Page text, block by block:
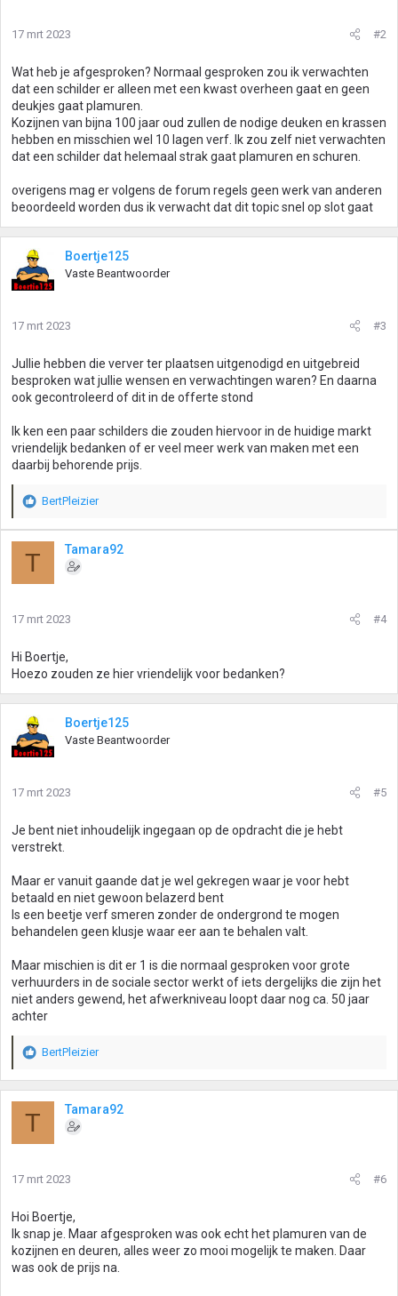
17 mrt 2023 #2
Wat heb je afgesproken? Normaal gesproken zou ik verwachten
dat een schilder er alleen met een kwast overheen gaat en geen
deukjes gaat plamuren.
Kozijnen van bijna 100 jaar oud zullen de nodige deuken en krassen
hebben en misschien wel 10 lagen verf. Ik zou zelf niet verwachten
dat een schilder dat helemaal strak gaat plamuren en schuren.
overigens mag er volgens de forum regels geen werk van anderen
beoordeeld worden dus ik verwacht dat dit topic snel op slot gaat
Boertje125
Vaste Beantwoorder
17 mrt 2023 #3
Jullie hebben die verver ter plaatsen uitgenodigd en uitgebreid
besproken wat jullie wensen en verwachtingen waren? En daarna
ook gecontroleerd of dit in de offerte stond
Ik ken een paar schilders die zouden hiervoor in de huidige markt
vriendelijk bedanken of er veel meer werk van maken met een
daarbij behorende prijs.
W
a
e
i
g
BertPleizier
T Tamara92
17 mrt 2023 #4
Hi Boertje,
Hoezo zouden ze hier vriendelijk voor bedanken?
Boertje125
Vaste Beantwoorder
17 mrt 2023 #5
Je bent niet inhoudelijk ingegaan op de opdracht die je hebt
verstrekt.
Maar er vanuit gaande dat je wel gekregen waar je voor hebt
betaald en niet gewoon belazerd bent
Is een beetje verf smeren zonder de ondergrond te mogen
behandelen geen klusje waar eer aan te behalen valt.
Maar mischien is dit er 1 is die normaal gesproken voor grote
verhuurders in de sociale sector werkt of iets dergelijks die zijn het
niet anders gewend, het afwerkniveau loopt daar nog ca. 50 jaar
achter
W
a
e
n
:
BertPleizier
T Tamara92
17 mrt 2023 #6
Hoi Boertje,
Ik snap je. Maar afgesproken was ook echt het plamuren van de
kozijnen en deuren, alles weer zo mooi mogelijk te maken. Daar
was ook de prijs na.